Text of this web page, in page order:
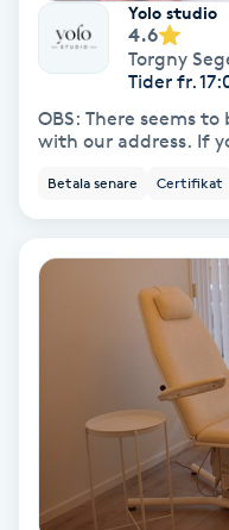
Gua Sha-massage
Hatha Yoga
Headspa
Healing
Hot Stone Massage
Yolo studio
4.6
Torgny
Tider fr.
OBS: There seems
with our address. If
Betala senare Certifikat